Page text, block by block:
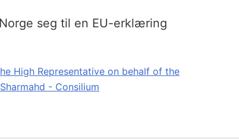
seg til en EU-erklæring
High Representative on behalf of the
- Consilium